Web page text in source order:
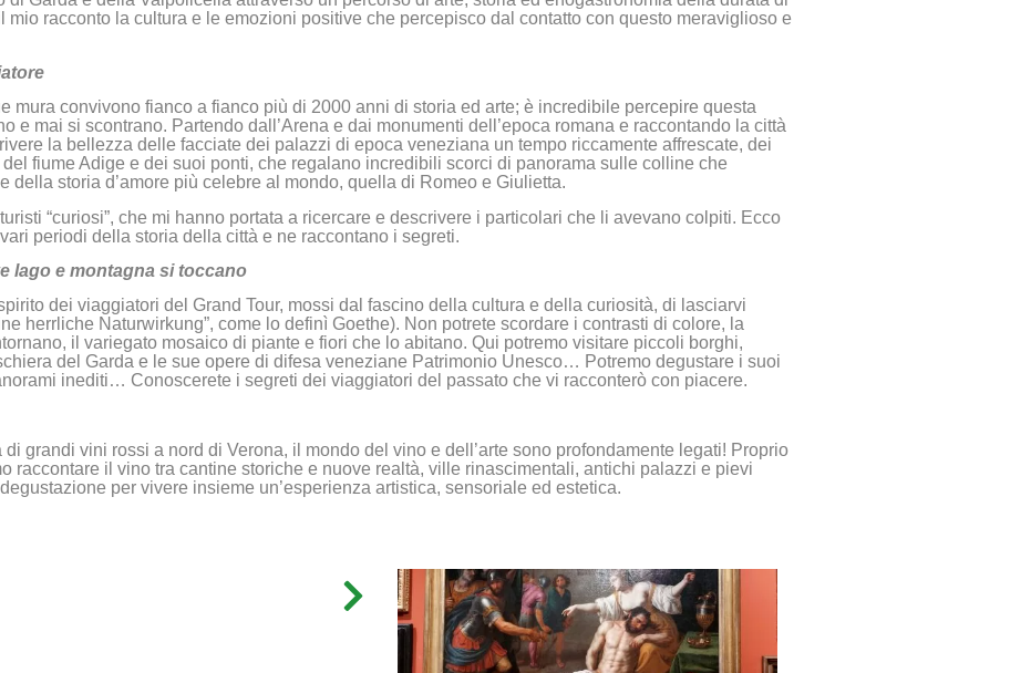
racconto la cultura e le emozioni positive che percepisco dal contatto con questo meraviglioso e
mura convivono fianco a fianco più di 2000 anni di storia ed arte; è incredibile percepire questa
e mai si scontrano. Partendo dall’Arena e dai monumenti dell’epoca romana e raccontando la città
la bellezza delle facciate dei palazzi di epoca veneziana un tempo riccamente affrescate, dei
fiume Adige e dei suoi ponti, che regalano incredibili scorci di panorama sulle colline che
storia d’amore più celebre al mondo, quella di Romeo e Giulietta.
“curiosi”, che mi hanno portata a ricercare e descrivere i particolari che li avevano colpiti. Ecco
periodi della storia della città e ne raccontano i segreti.
lago e montagna si toccano
dei viaggiatori del Grand Tour, mossi dal fascino della cultura e della curiosità, di lasciarvi
herrliche Naturwirkung”, come lo definì Goethe). Non potrete scordare i contrasti di colore, la
il variegato mosaico di piante e fiori che lo abitano. Qui potremo visitare piccoli borghi,
del Garda e le sue opere di difesa veneziane Patrimonio Unesco… Potremo degustare i suoi
inediti… Conoscerete i segreti dei viaggiatori del passato che vi racconterò con piacere.
grandi vini rossi a nord di Verona, il mondo del vino e dell’arte sono profondamente legati! Proprio
raccontare il vino tra cantine storiche e nuove realtà, ville rinascimentali, antichi palazzi e pievi
per vivere insieme un’esperienza artistica, sensoriale ed estetica.